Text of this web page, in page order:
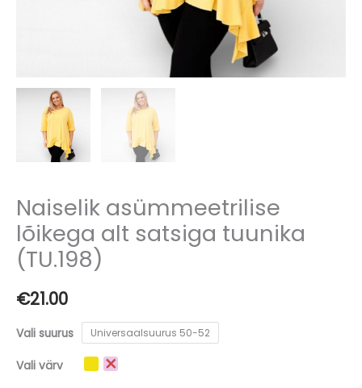
Naiselik asümmeetrilise
lõikega alt satsiga tuunika
(TU.198)
€21.00
Vali suurus Universaalsuurus 50-52
Vali värv